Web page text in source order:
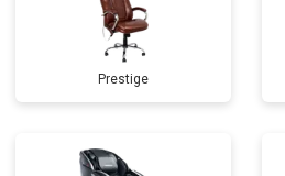
Prestige